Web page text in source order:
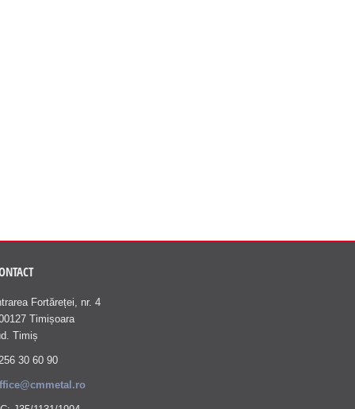
Fortăreței, nr. 4
Timișoara
Timiș
30 60 90